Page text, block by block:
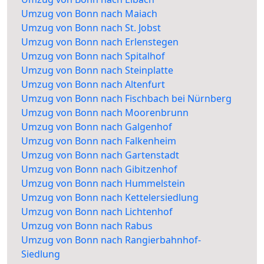
Umzug von Bonn nach Maiach
Umzug von Bonn nach St. Jobst
Umzug von Bonn nach Erlenstegen
Umzug von Bonn nach Spitalhof
Umzug von Bonn nach Steinplatte
Umzug von Bonn nach Altenfurt
Umzug von Bonn nach Fischbach bei Nürnberg
Umzug von Bonn nach Moorenbrunn
Umzug von Bonn nach Galgenhof
Umzug von Bonn nach Falkenheim
Umzug von Bonn nach Gartenstadt
Umzug von Bonn nach Gibitzenhof
Umzug von Bonn nach Hummelstein
Umzug von Bonn nach Kettelersiedlung
Umzug von Bonn nach Lichtenhof
Umzug von Bonn nach Rabus
Umzug von Bonn nach Rangierbahnhof-
Siedlung